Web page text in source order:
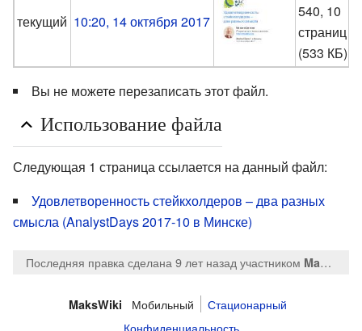
текущий 10:20, 14 октября 2017
540, 10
страниц
(533 КБ)
Вы не можете перезаписать этот файл.
Использование файла
Следующая 1 страница ссылается на данный файл:
Удовлетворенность стейкхолдеров – два разных
смысла (AnalystDays 2017-10 в Минске)
Последняя правка сделана 9 лет назад участником MaksTsepkov
MaksWiki Мобильный
Стационарный